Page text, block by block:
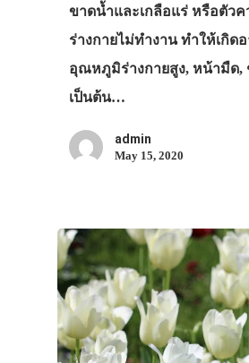
ขาดน้ำและเกลือแร่ หรือตัว
ร่างกายไม่ทำงาน ทำให้เกิด
อุณหภูมิร่างกายสูง, หน้ามืด,
เป็นต้น…
admin
May 15, 2020